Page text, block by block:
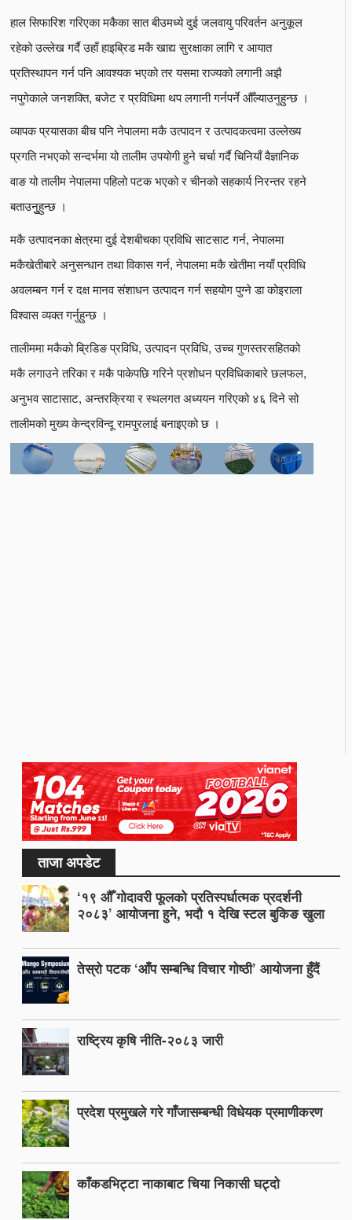
हाल सिफारिश गरिएका मकैका सात बीउमध्ये दुई जलवायु परिवर्तन अनुकूल
रहेको उल्लेख गर्दै उहाँ हाइब्रिड मकै खाद्य सुरक्षाका लागि र आयात
प्रतिस्थापन गर्न पनि आवश्यक भएको तर यसमा राज्यको लगानी अझै
नपुगेकाले जनशक्ति, बजेट र प्रविधिमा थप लगानी गर्नपर्ने औँल्याउनुहुन्छ ।
व्यापक प्रयासका बीच पनि नेपालमा मकै उत्पादन र उत्पादकत्वमा उल्लेख्य
प्रगति नभएको सन्दर्भमा यो तालीम उपयोगी हुने चर्चा गर्दै चिनियाँ वैज्ञानिक
वाङ यो तालीम नेपालमा पहिलो पटक भएको र चीनको सहकार्य निरन्तर रहने
बताउनुुुहुन्छ ।
मकै उत्पादनका क्षेत्रमा दुई देशबीचका प्रविधि साटसाट गर्न, नेपालमा
मकैखेतीबारे अनुसन्धान तथा विकास गर्न, नेपालमा मकै खेतीमा नयाँ प्रविधि
अवलम्बन गर्न र दक्ष मानव संशाधन उत्पादन गर्न सहयोग पुग्ने डा कोइराला
विश्वास व्यक्त गर्नुहुन्छ ।
तालीममा मकैको ब्रिडिङ प्रविधि, उत्पादन प्रविधि, उच्च गुणस्तरसहितको
मकै लगाउने तरिका र मकै पाकेपछि गरिने प्रशोधन प्रविधिकाबारे छलफल,
अनुभव साटासाट, अन्तरक्रिया र स्थलगत अध्ययन गरिएको ४६ दिने सो
तालीमको मुख्य केन्द्रविन्दू रामपुरलाई बनाइएको छ ।
ताजा अपडेट
‘१९ औँ गोदावरी फूलको प्रतिस्पर्धात्मक प्रदर्शनी
२०८३’ आयोजना हुने, भदौ १ देखि स्टल बुकिङ खुला
तेस्रो पटक ‘आँप सम्बन्धि विचार गोष्ठी’ आयोजना हुँदैं
राष्ट्रिय कृषि नीति-२०८३ जारी
प्रदेश प्रमुखले गरे गाँजासम्बन्धी विधेयक प्रमाणीकरण
काँकडभिट्टा नाकाबाट चिया निकासी घट्दो